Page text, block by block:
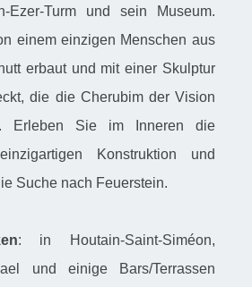
Turm und sein Museum.
einem einzigen Menschen aus
erbaut und mit einer Skulptur
die die Cherubim der Vision
Erleben Sie im Inneren die
Konstruktion und
Suche nach Feuerstein.
: in Houtain-Saint-Siméon,
und einige Bars/Terrassen